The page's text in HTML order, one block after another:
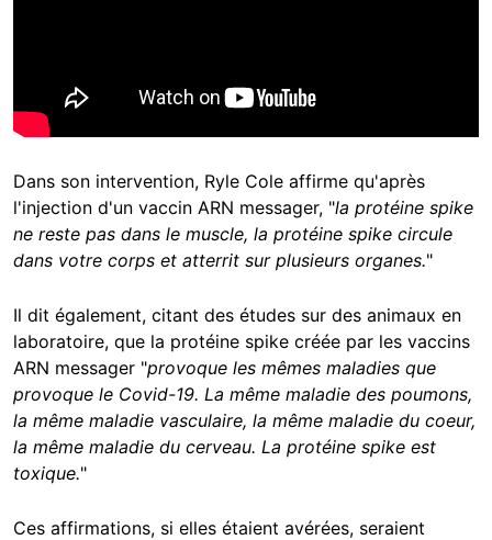
Dans son intervention, Ryle Cole affirme qu'après
l'injection d'un vaccin ARN messager, "la protéine spike
ne reste pas dans le muscle, la protéine spike circule
dans votre corps et atterrit sur plusieurs organes."
Il dit également, citant des études sur des animaux en
laboratoire, que la protéine spike créée par les vaccins
ARN messager "provoque les mêmes maladies que
provoque le Covid-19. La même maladie des poumons,
la même maladie vasculaire, la même maladie du coeur,
la même maladie du cerveau. La protéine spike est
toxique."
Ces affirmations, si elles étaient avérées, seraient